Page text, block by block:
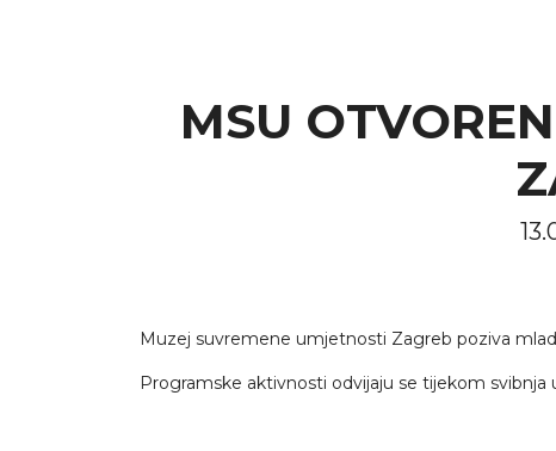
MSU
Muzej suvremene umjetnosti Zagreb poziva
Programske aktivnosti odvijaju se tijekom svibnja